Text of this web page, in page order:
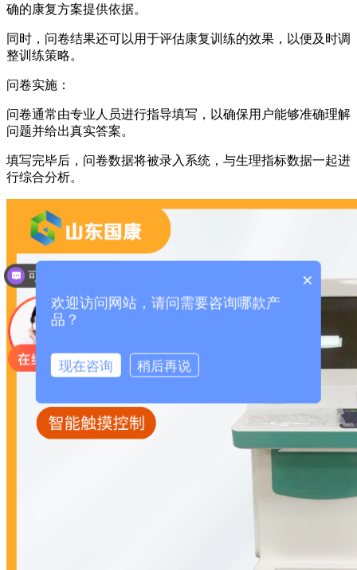
确的康复方案提供依据。
同时，问卷结果还可以用于评估康复训练的效果，以便及时调
整训练策略。
问卷实施：
问卷通常由专业人员进行指导填写，以确保用户能够准确理解
问题并给出真实答案。
填写完毕后，问卷数据将被录入系统，与生理指标数据一起进
行综合分析。
×
欢迎访问网站，请问需要咨询哪款产
品？
现在咨询 稍后再说